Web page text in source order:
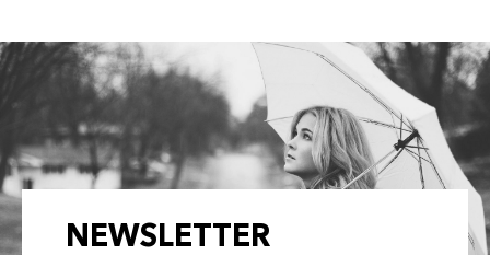
NEWSLETTER